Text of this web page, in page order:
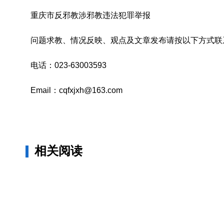
重庆市反邪教涉邪教违法犯罪举报
问题求教、情况反映、观点及文章发布请按以下方式
电话：023-63003593
Email：cqfxjxh@163.com
相关阅读